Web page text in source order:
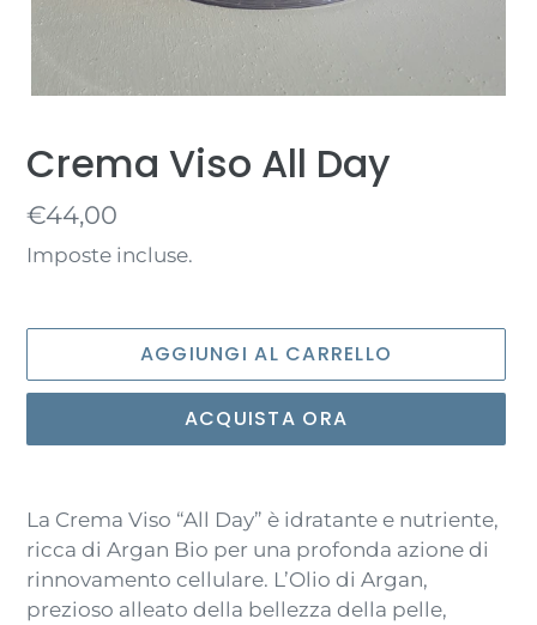
Crema Viso All Day
Prezzo
di
€44,00
Imposte incluse.
AGGIUNGI AL CARRELLO
ACQUISTA ORA
del
prodotto
nel
carrello
La Crema Viso “All Day” è idratante e nutriente,
ricca di Argan Bio per una profonda azione di
rinnovamento cellulare. L’Olio di Argan,
prezioso alleato della bellezza della pelle,